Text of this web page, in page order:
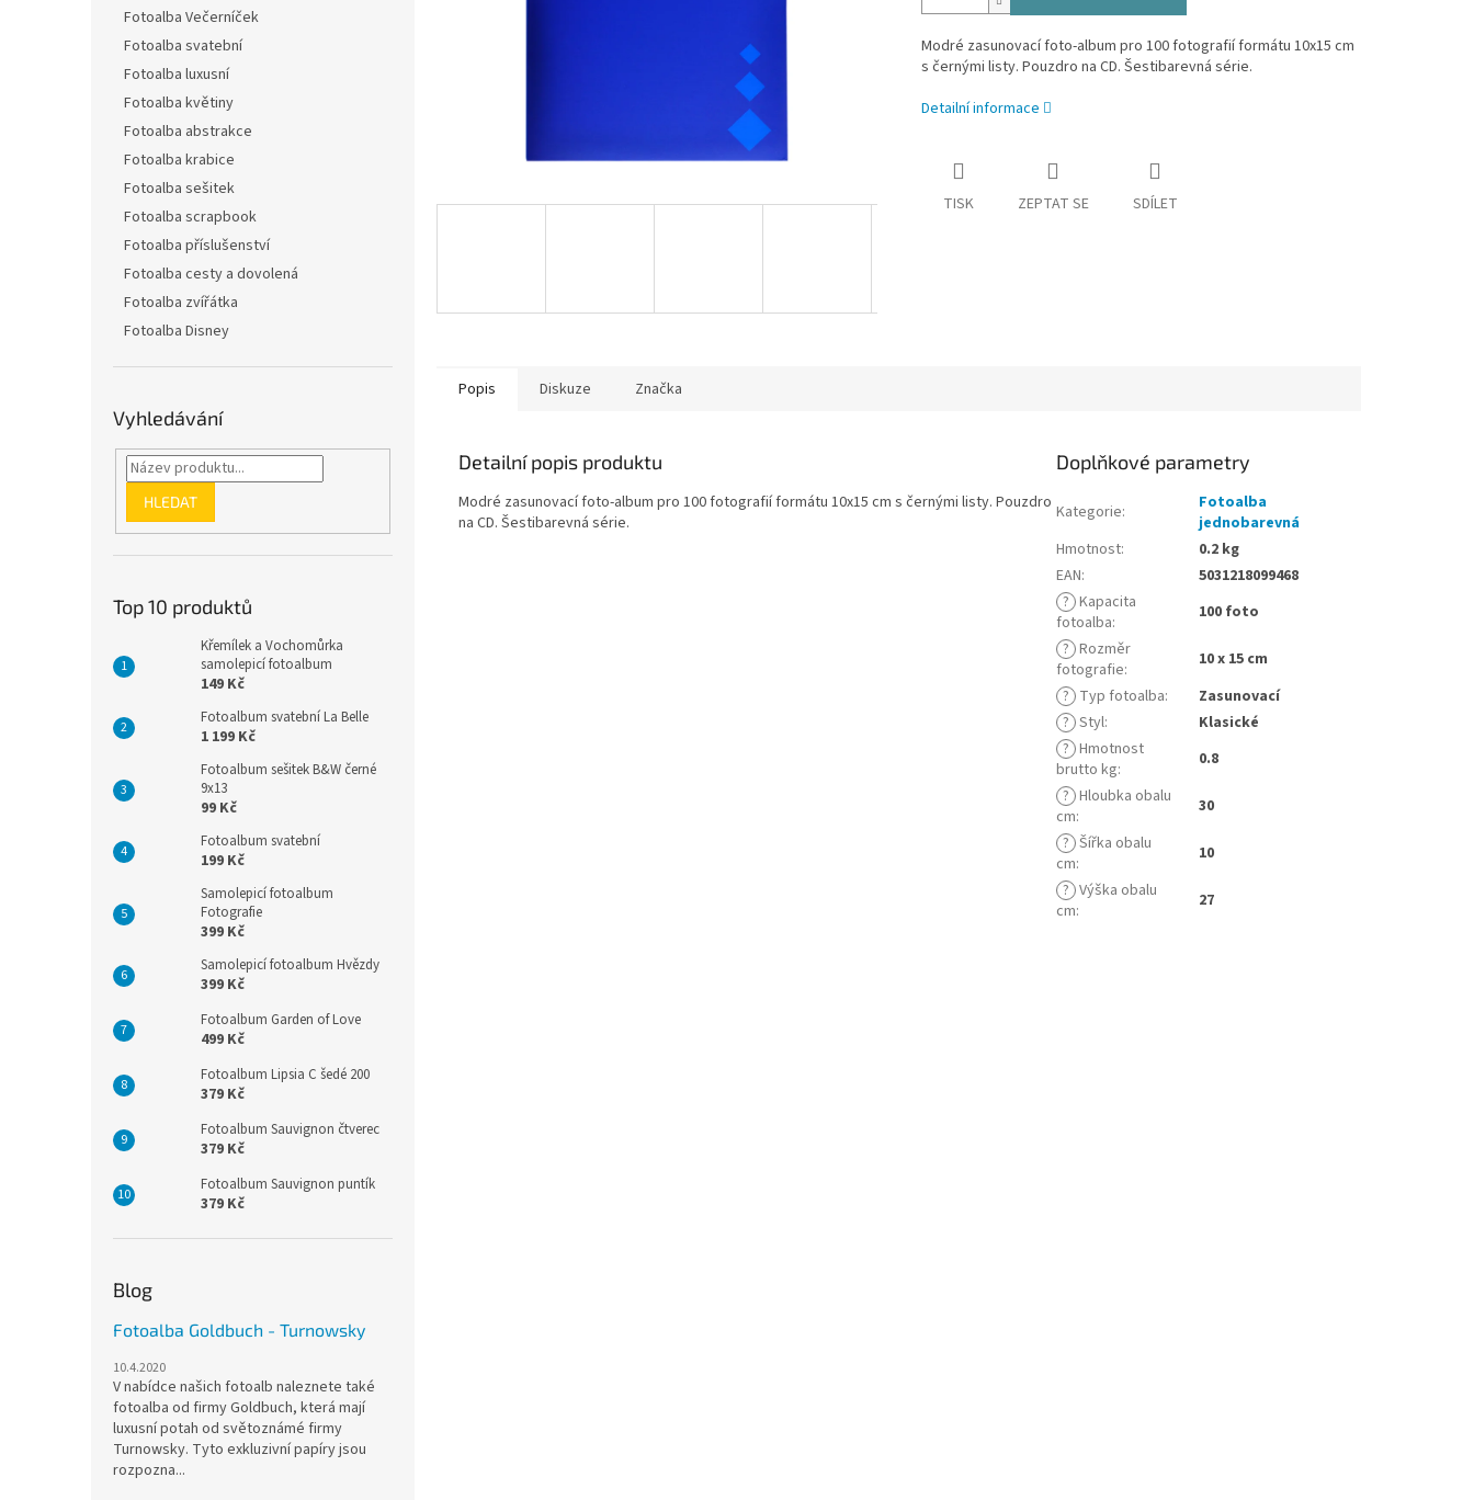
Fotoalba Večerníček
Fotoalba svatební
Fotoalba luxusní
Fotoalba květiny
Fotoalba abstrakce
Fotoalba krabice
Fotoalba sešitek
Fotoalba scrapbook
Fotoalba příslušenství
Fotoalba cesty a dovolená
Fotoalba zvířátka
Fotoalba Disney
Vyhledávání
HLEDAT
Top 10 produktů
Křemílek a Vochomůrka
samolepicí fotoalbum
149 Kč
Fotoalbum svatební La Belle
1 199 Kč
Fotoalbum sešitek B&W černé
9x13
99 Kč
Fotoalbum svatební
199 Kč
Samolepicí fotoalbum
Fotografie
399 Kč
Samolepicí fotoalbum Hvězdy
399 Kč
Fotoalbum Garden of Love
499 Kč
Fotoalbum Lipsia C šedé 200
379 Kč
Fotoalbum Sauvignon čtverec
379 Kč
Fotoalbum Sauvignon puntík
379 Kč
Blog
Fotoalba Goldbuch - Turnowsky
10.4.2020
V nabídce našich fotoalb naleznete také
fotoalba od firmy Goldbuch, která mají
luxusní potah od světoznámé firmy
Turnowsky. Tyto exkluzivní papíry jsou
rozpozna...
Modré zasunovací foto-album pro 100 fotografií formátu 10x15 cm
s černými listy. Pouzdro na CD. Šestibarevná série.
Detailní informace
TISK ZEPTAT SE SDÍLET
Popis Diskuze Značka
Detailní popis produktu
Modré zasunovací foto-album pro 100 fotografií formátu 10x15 cm s černými listy. Pouzdro
na CD. Šestibarevná série.
Doplňkové parametry
Kategorie:
Fotoalba
jednobarevná
Hmotnost:
0.2 kg
EAN:
5031218099468
? Kapacita
fotoalba:
100 foto
? Rozměr
fotografie:
10 x 15 cm
? Typ fotoalba:
Zasunovací
? Styl:
Klasické
? Hmotnost
brutto kg:
0.8
? Hloubka obalu
cm:
30
? Šířka obalu
cm:
10
? Výška obalu
cm: 27